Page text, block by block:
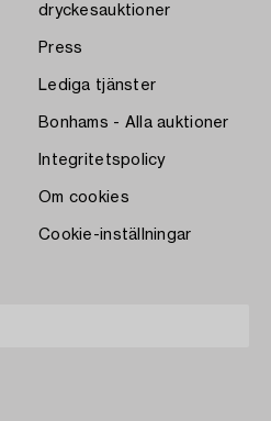
dryckesauktioner
Press
Lediga tjänster
Bonhams - Alla auktioner
Integritetspolicy
Om cookies
Cookie-inställningar